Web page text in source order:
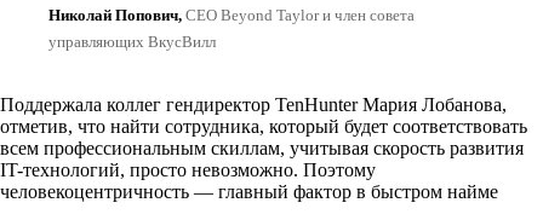
Николай Попович, CEO Beyond Taylor и член совета
управляющих ВкусВилл
Поддержала коллег гендиректор TenHunter Мария Лобанова,
отметив, что найти сотрудника, который будет соответствовать
всем профессиональным скиллам, учитывая скорость развития
IT-технологий, просто невозможно. Поэтому
человекоцентричность — главный фактор в быстром найме